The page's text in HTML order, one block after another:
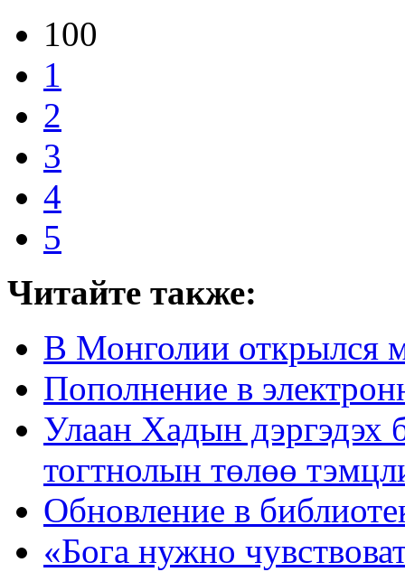
100
1
2
3
4
5
Читайте также:
В Монголии открылся
Пополнение в
Улаан Хадын дэргэдэх
тогтнолын төлөө
Обновление в
«Бога нужно